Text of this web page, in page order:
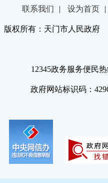
联系我们 | 设为首页 |
版权所有：天门市人民政
12345政务服务便民
政府网站标识码：